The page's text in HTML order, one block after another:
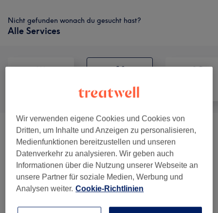
Nicht gefunden wonach du gesucht hast?
Alle Services
Maniküre & Pediküre (4) ab 10 €
Nagelmodellage (6) ab 0,70 €
Salonbewertungen
Wir verwenden eigene Cookies und Cookies von
Dritten, um Inhalte und Anzeigen zu personalisieren,
Medienfunktionen bereitzustellen und unseren
Datenverkehr zu analysieren. Wir geben auch
Informationen über die Nutzung unserer Webseite an
unsere Partner für soziale Medien, Werbung und
Analysen weiter. Cookie-Richtlinien